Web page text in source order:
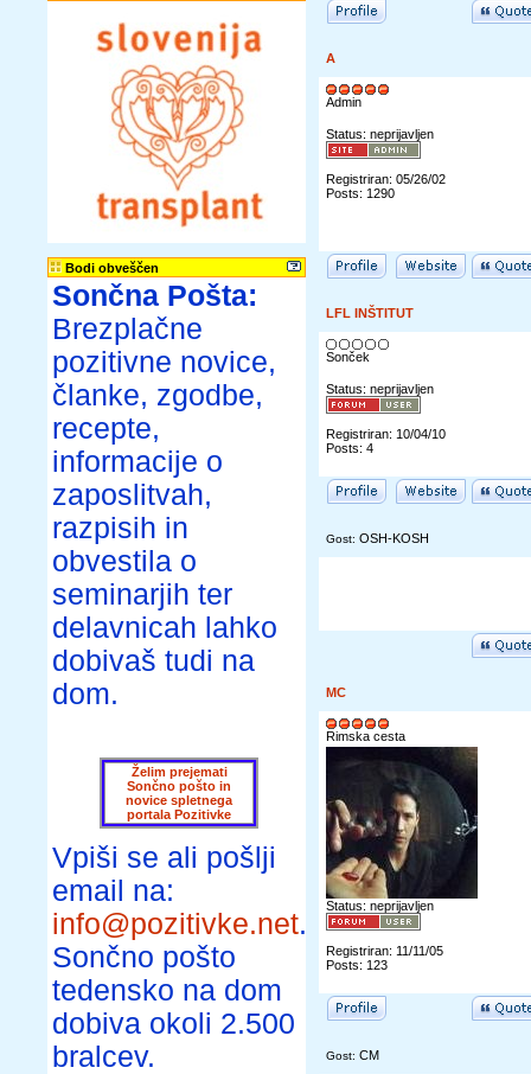
Bodi obveščen
Sončna Pošta:
Brezplačne
pozitivne novice,
članke, zgodbe,
recepte,
informacije o
zaposlitvah,
razpisih in
obvestila o
seminarjih ter
delavnicah lahko
dobivaš tudi na
dom.
Želim prejemati
Sončno pošto in
novice spletnega
portala Pozitivke
Vpiši se ali pošlji
email na:
info@pozitivke.net.
Sončno pošto
tedensko na dom
dobiva okoli 2.500
bralcev.
A
Admin
Status: neprijavljen
Registriran: 05/26/02
Posts: 1290
LFL INŠTITUT
Sonček
Status: neprijavljen
Registriran: 10/04/10
Posts: 4
Gost: OSH-KOSH
MC
Rimska cesta
Status: neprijavljen
Registriran: 11/11/05
Posts: 123
Gost: CM